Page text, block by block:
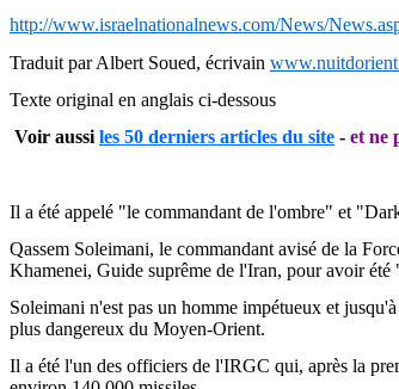
http://www.israelnationalnews.com/News/
Traduit par Albert Soued, écrivain
Texte original en anglais ci-dessous
Voir aussi les 50 derniers articles du site - et ne
Il a été appelé "le commandant de l'ombre" et "
Qassem Soleimani, le commandant avisé de la
Khamenei, Guide suprême de l'Iran, pour avoir été
Soleimani n'est pas un homme impétueux et
plus dangereux du Moyen-Orient.
Il a été l'un des officiers de l'IRGC qui, après la